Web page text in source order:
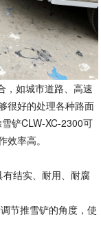
，如城市道路、高速
很好的处理各种路面
铲CLW-XC-2300可
率高。
结实、耐用、耐腐
节推雪铲的角度，使